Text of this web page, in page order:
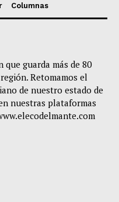
Columnas
que guarda más de 80
Retomamos el
de nuestro estado de
nuestras plataformas